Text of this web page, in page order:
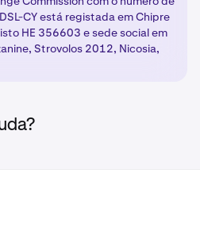
CY está registada em Chipre
HE 356603 e sede social em
Strovolos 2012, Nicosia,